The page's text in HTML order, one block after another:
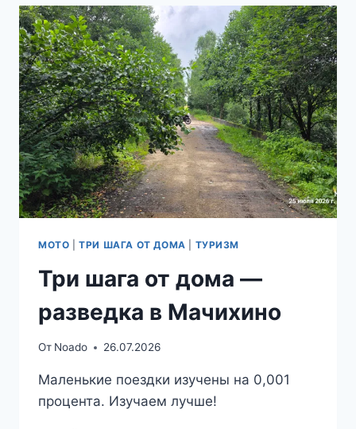
—
СУХОДОЛ
МОТО |ТРИ ШАГА ОТ ДОМА ТУРИЗМ
Три шага от дома —
разведка в Мачихино
От Noado 26.07.2026
Маленькие поездки изучены на 0,001
процента. Изучаем лучше!